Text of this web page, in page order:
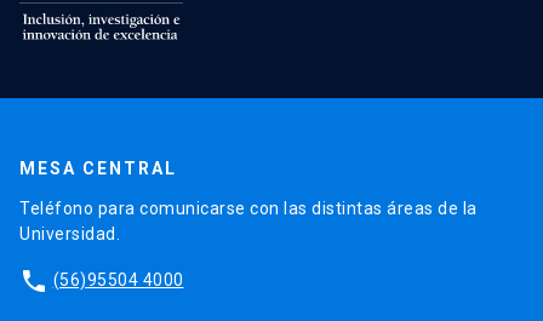
MESA CENTRAL
Teléfono para comunicarse con las distintas áreas de la
Universidad.
phone (56)95504 4000